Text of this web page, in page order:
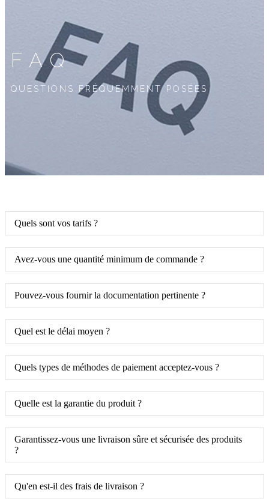
FAQ
QUESTIONS FRÉQUEMMENT POSÉES
Quels sont vos tarifs ?
Avez-vous une quantité minimum de commande ?
Pouvez-vous fournir la documentation pertinente ?
Quel est le délai moyen ?
Quels types de méthodes de paiement acceptez-vous ?
Quelle est la garantie du produit ?
Garantissez-vous une livraison sûre et sécurisée des produits
?
Qu'en est-il des frais de livraison ?